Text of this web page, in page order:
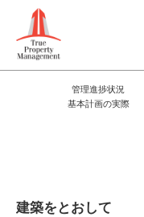
管理進捗状況
基本計画の実際
建築をとおして